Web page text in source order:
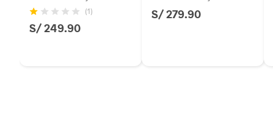
(1)
S/ 249.90
S/ 279.90